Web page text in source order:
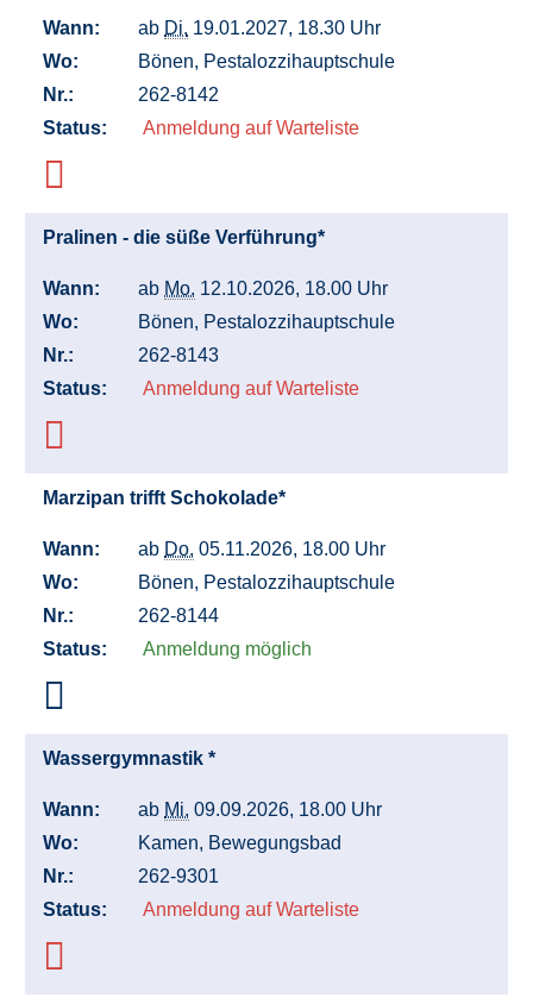
Wann: ab Di. 19.01.2027, 18.30 Uhr
Wo:
Bönen, Pestalozzihauptschule
Nr.:
262-8142
Status:
Anmeldung auf Warteliste
Pralinen - die süße Verführung*
Wann: ab Mo. 12.10.2026, 18.00 Uhr
Wo:
Bönen, Pestalozzihauptschule
Nr.:
262-8143
Status:
Anmeldung auf Warteliste
Marzipan trifft Schokolade*
Wann: ab Do. 05.11.2026, 18.00 Uhr
Wo:
Bönen, Pestalozzihauptschule
Nr.:
262-8144
Status:
Anmeldung möglich
Wassergymnastik *
Wann: ab Mi. 09.09.2026, 18.00 Uhr
Wo:
Kamen, Bewegungsbad
Nr.:
262-9301
Status:
Anmeldung auf Warteliste